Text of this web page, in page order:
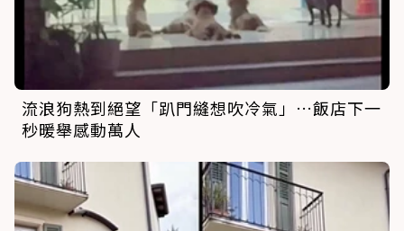
流浪狗熱到絕望「趴門縫想吹冷氣」…飯店下一
秒暖舉感動萬人